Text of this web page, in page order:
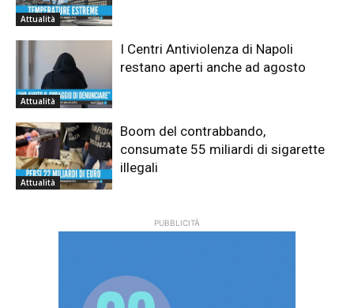
Attualità
Attualità
I Centri Antiviolenza di Napoli
restano aperti anche ad agosto
Attualità
Boom del contrabbando,
consumate 55 miliardi di sigarette
illegali
PUBBLICITÀ